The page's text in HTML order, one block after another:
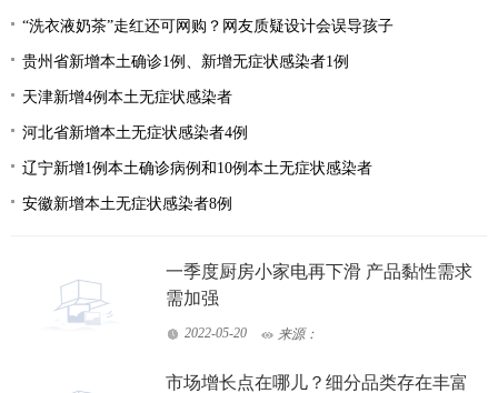
“洗衣液奶茶”走红还可网购？网友质疑设计会误导孩子
贵州省新增本土确诊1例、新增无症状感染者1例
天津新增4例本土无症状感染者
河北省新增本土无症状感染者4例
辽宁新增1例本土确诊病例和10例本土无症状感染者
安徽新增本土无症状感染者8例
一季度厨房小家电再下滑 产品黏性需求
需加强
2022-05-20 来源：
市场增长点在哪儿？细分品类存在丰富